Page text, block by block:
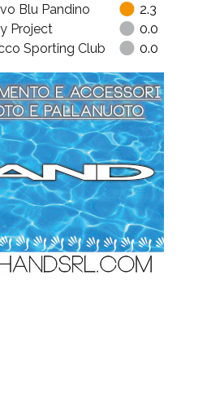
Blu Pandino
2.3
Project
0.0
Sporting Club
0.0